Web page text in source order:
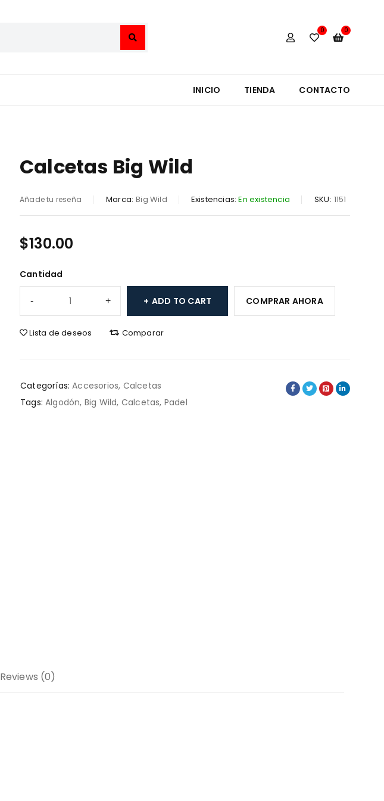
0 0
INICIO TIENDA CONTACTO
Calcetas Big Wild
Añade tu reseña Marca: Big Wild Existencias: En existencia SKU: 1151
$130.00
Cantidad
ADD TO CART COMPRAR AHORA
Lista de deseos Comparar
Categorías: Accesorios, Calcetas
Tags: Algodón, Big Wild, Calcetas, Padel
Reviews (0)